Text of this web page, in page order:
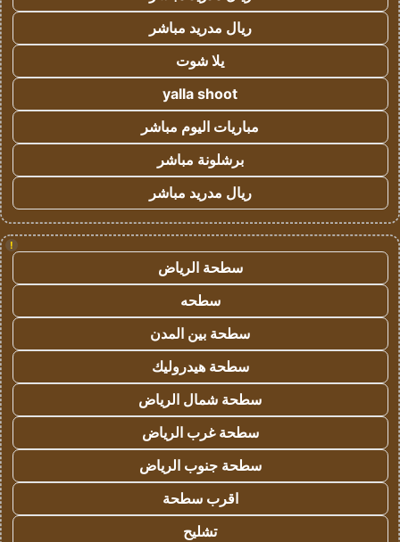
ريال مدريد مباشر
يلا شوت
yalla shoot
مباريات اليوم مباشر
برشلونة مباشر
ريال مدريد مباشر
!
سطحة الرياض
سطحه
سطحة بين المدن
سطحة هيدروليك
سطحة شمال الرياض
سطحة غرب الرياض
سطحة جنوب الرياض
اقرب سطحة
تشليح